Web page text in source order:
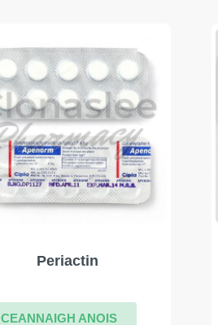
Periactin
CEANNAIGH ANOIS